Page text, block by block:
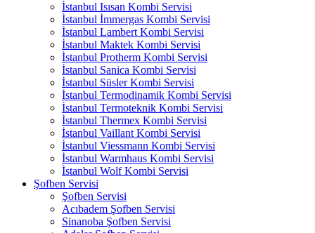
İstanbul Isısan Kombi Servisi
İstanbul İmmergas Kombi Servisi
İstanbul Lambert Kombi Servisi
İstanbul Maktek Kombi Servisi
İstanbul Protherm Kombi Servisi
İstanbul Sanica Kombi Servisi
İstanbul Süsler Kombi Servisi
İstanbul Termodinamik Kombi Servisi
İstanbul Termoteknik Kombi Servisi
İstanbul Thermex Kombi Servisi
İstanbul Vaillant Kombi Servisi
İstanbul Viessmann Kombi Servisi
İstanbul Warmhaus Kombi Servisi
İstanbul Wolf Kombi Servisi
Şofben Servisi
Şofben Servisi
Acıbadem Şofben Servisi
Sinanoba Şofben Servisi